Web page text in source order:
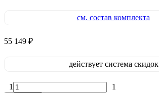
см. состав комплекта
55 149 ₽
действует система скидок
1 1